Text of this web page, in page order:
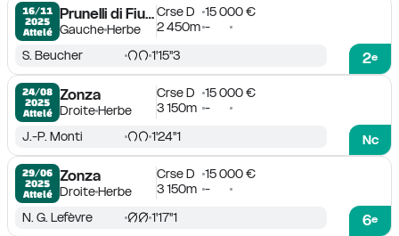
16/11
2025
Attelé
Prunelli di Fium'Orbo
GaucheHerbe
Crse D
15 000 €
2 450m -
2e
S. Beucher 1'15''3
24/08
2025
Attelé
Zonza
DroiteHerbe
Crse D
15 000 €
3 150m -
Nc
J.-P. Monti 1'24''1
29/06
2025
Attelé
Zonza
DroiteHerbe
Crse D
15 000 €
3 150m -
6e
N. G. Lefèvre 1'17''1